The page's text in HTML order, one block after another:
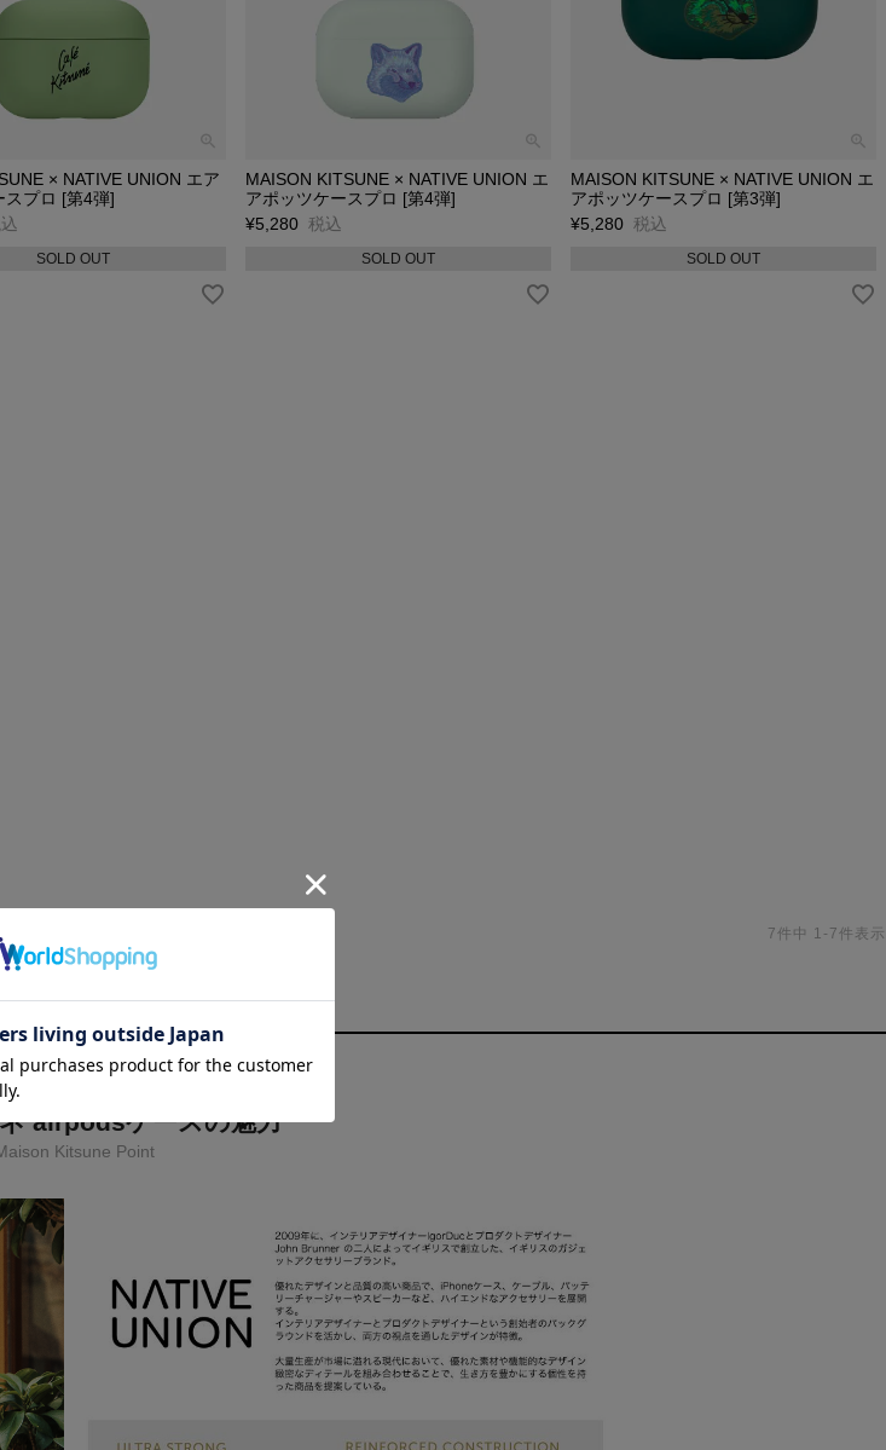
× NATIVE UNION エア
スプロ [第4弾]
SOLD OUT
MAISON KITSUNE × NATIVE UNION エ
アポッツケースプロ [第4弾]
¥5,280 税込
SOLD OUT
MAISON KITSUNE × NATIVE UNION エ
アポッツケースプロ [第3弾]
¥5,280 税込
SOLD OUT
7件中 1 - 7件表示
airpodsケースの魅力
Kitsune Point